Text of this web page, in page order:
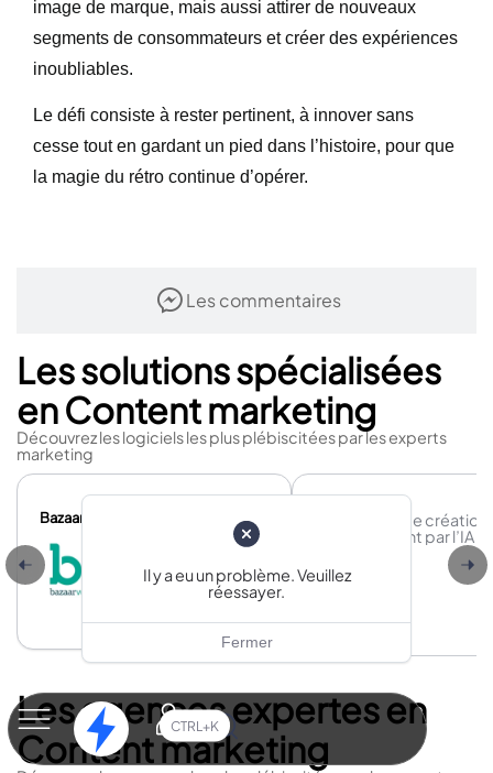
CTRL+K
Les commentaires
image de marque, mais aussi attirer de nouveaux
segments de consommateurs et créer des expériences
inoubliables.
Le défi consiste à rester pertinent, à innover sans
cesse tout en gardant un pied dans l’histoire, pour que
la magie du rétro continue d’opérer.
Les solutions spécialisées
en Content marketing
Découvrez les logiciels les plus plébiscitées par les experts
marketing
Bazaarvoice
Plateforme de création
brand content par l’IA
Les agences expertes en
Content marketing
Il y a eu un problème. Veuillez
réessayer.
Fermer